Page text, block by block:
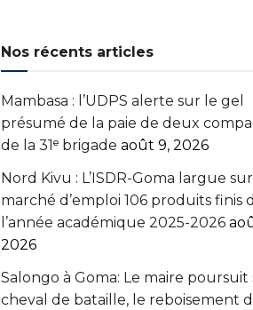
Nos récents articles
Mambasa : l’UDPS alerte sur le gel
présumé de la paie de deux
de la 31ᵉ brigade août 9, 2026
Nord Kivu : L’ISDR-Goma largue
marché d’emploi 106 produits finis
l’année académique 2025-2026
2026
Salongo à Goma: Le maire poursuit
cheval de bataille, le reboisement